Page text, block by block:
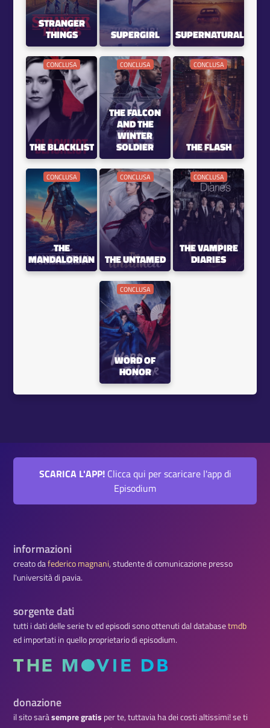
STRANGER
THINGS SUPERGIRL SUPERNATURAL
CONCLUSA
THE BLACKLIST
CONCLUSA
THE FALCON
AND THE
WINTER
SOLDIER
CONCLUSA
THE FLASH
CONCLUSA
THE
MANDALORIAN
CONCLUSA
THE UNTAMED
CONCLUSA
THE VAMPIRE
DIARIES
CONCLUSA
WORD OF
HONOR
SCARICA L'APP!Clicca qui per scaricare l'app di
Episodium
informazioni
creato dafederico magnani, studente di comunicazione presso
l'università di pavia.
sorgente dati
tutti i dati delle serie tv ed episodi sono ottenuti dal databasetmdb
ed importati in quello proprietario di episodium.
donazione
il sito saràsempre gratis per te, tuttavia ha dei costi altissimi! se ti